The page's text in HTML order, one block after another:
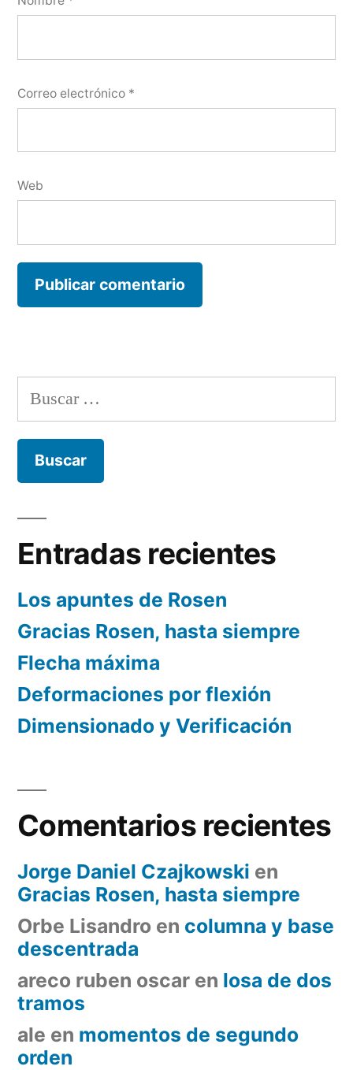
Correo electrónico *
Web
Buscar:
Entradas recientes
Los apuntes de Rosen
Gracias Rosen, hasta siempre
Flecha máxima
Deformaciones por flexión
Dimensionado y Verificación
Comentarios recientes
Jorge Daniel Czajkowski en
Gracias Rosen, hasta siempre
Orbe Lisandro en columna y base
descentrada
areco ruben oscar en losa de dos
tramos
ale en momentos de segundo
orden